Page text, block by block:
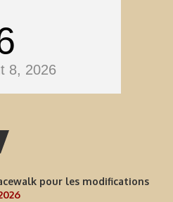
8, 2026
pour les modifications